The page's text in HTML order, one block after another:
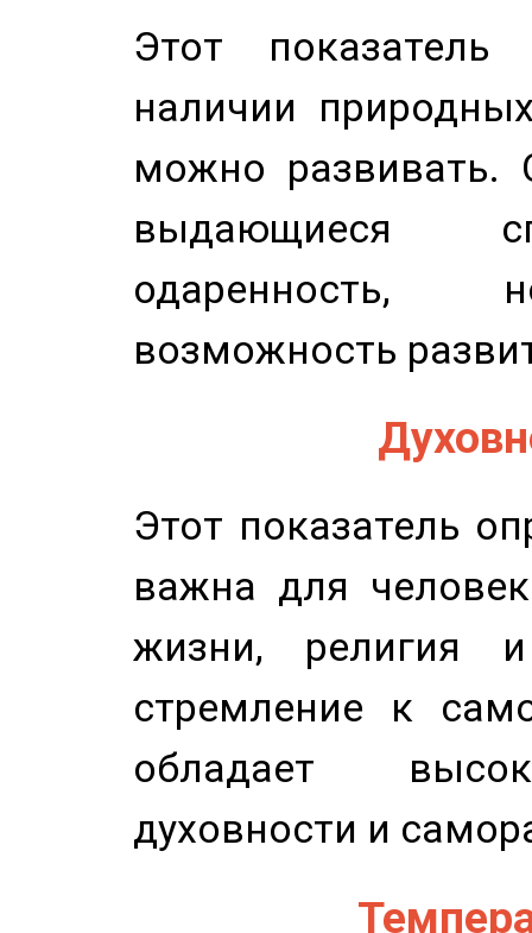
Этот показатель
наличии
можно развивать.
выдающиеся
одаренность,
возможность
Этот показатель
важна для
жизни, религия
стремление к
обладает
духовности и